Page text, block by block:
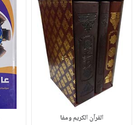
القرآن الكريم ومفا